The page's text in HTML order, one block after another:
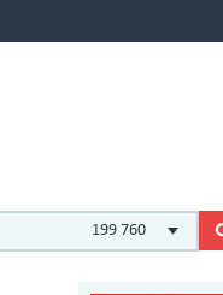
199 760